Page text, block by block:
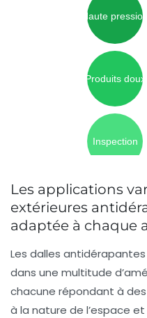
Haute pression
Produits doux
Inspection
Les applications
extérieures
adaptée à chaque
Les dalles
dans une multitude
chacune répondant à
à la nature de l’espace